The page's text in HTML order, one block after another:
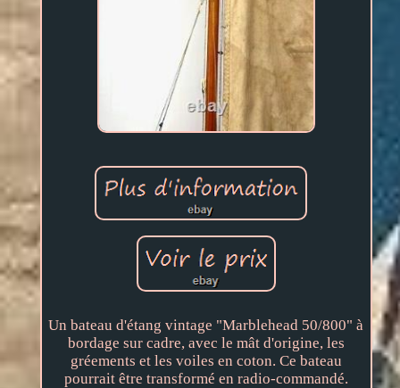
Un bateau d'étang vintage "Marblehead 50/800" à
bordage sur cadre, avec le mât d'origine, les
gréements et les voiles en coton. Ce bateau
pourrait être transformé en radio-commandé.